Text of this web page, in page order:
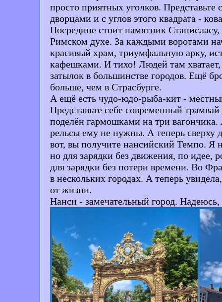
просто приятных уголков.
дворцами и с углов этого квадрата -
Посредине стоит памятник
Римском духе. За каждыми воротами
красивый храм, триумфальную арку,
кафешками. И тихо! Людей там хватает,
затылок в большинстве городов. Ещё
больше, чем в Страсбурге.
А ещё есть чудо-юдо-рыба-кит -
Представьте себе современный
поделён гармошками на три вагончика.
рельсы ему не нужны. А теперь сверху
вот, вы получите нансийский Темпо. Я
но для зарядки без движения, по
для зарядки без потери времени. Во
в нескольких городах. А теперь
от жизни.
Нанси - замечательный город.